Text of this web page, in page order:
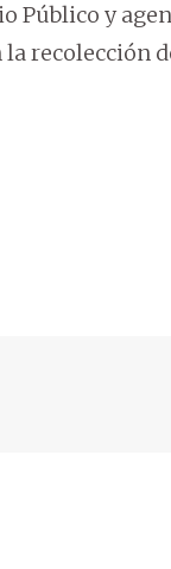
Público y
recolección